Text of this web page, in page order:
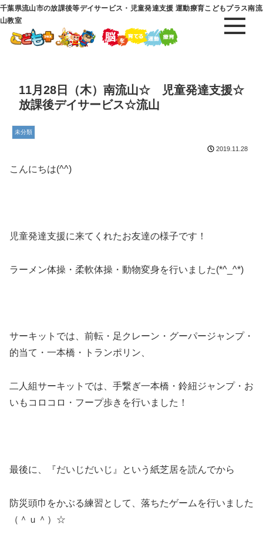
千葉県流山市の放課後等デイサービス・児童発達支援 運動療育こどもプラス南流
山教室
11月28日（木）南流山☆ 児童発達支援☆
放課後デイサービス☆流山
未分類
2019.11.28
こんにちは(^^)
児童発達支援に来てくれたお友達の様子です！
ラーメン体操・柔軟体操・動物変身を行いました(*^_^*)
サーキットでは、前転・足クレーン・グーパージャンプ・
的当て・一本橋・トランポリン、
二人組サーキットでは、手繋ぎ一本橋・鈴紐ジャンプ・お
いもコロコロ・フープ歩きを行いました！
最後に、『だいじだいじ』という紙芝居を読んでから
防災頭巾をかぶる練習として、落ちたゲームを行いました
（＾ｕ＾）☆